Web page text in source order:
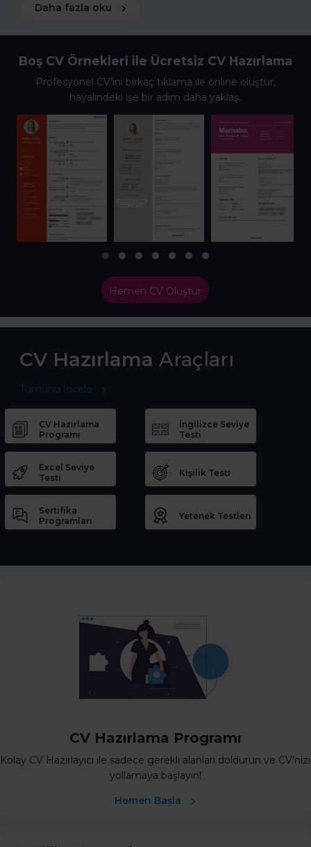
Daha fazla oku
Boş CV Örnekleri ile Ücretsiz CV Hazırlama
Profesyonel CV’ini birkaç tıklama ile online oluştur,
hayalindeki işe bir adım daha yaklaş.
Hemen CV Oluştur
CV Hazırlama Araçları
Tümünü İncele
CV Hazırlama
Programı
İngilizce Seviye
Testi
Excel Seviye
Testi
Kişilik Testi
Sertifika
Programları
Yetenek Testleri
CV Hazırlama Programı
Kolay CV Hazırlayıcı ile sadece gerekli alanları doldurun ve CV’nizi
yollamaya başlayın!
Hemen Başla